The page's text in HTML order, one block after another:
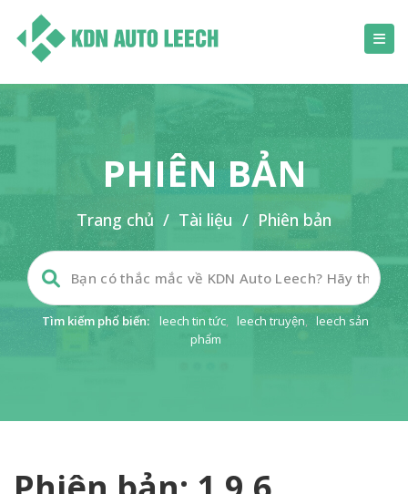
PHIÊN BẢN
Trang chủ / Tài liệu / Phiên bản
Tìm kiếm phổ biến: leech tin tức, leech truyện, leech sản
phẩm